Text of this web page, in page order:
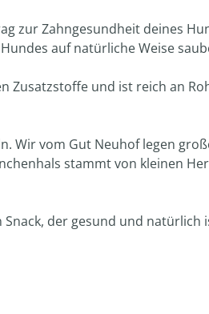
zur Zahngesundheit deines
auf natürliche Weise
Zusatzstoffe und ist reich an
Wir vom Gut Neuhof legen
stammt von kleinen
der gesund und natürlich